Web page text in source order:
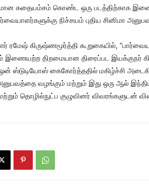
கதையம்சம் கொண்ட ஒரு படத்திற்காக
நிச்சயம் புதிய சினிமா
ரமேஷ் கிருஷ்ணமூர்த்தி கூறுகையில்,
இணையற்ற திறமையான திரைப்பட இயக்குநர்
ஸ்டுடியோஸ் கைகோர்த்ததில் மகிழ்ச்சி
வழங்கும் மற்றும் இது ஒரு ஆல்
தொழில்நுட்ப குழுவினர் விவரங்களுடன்